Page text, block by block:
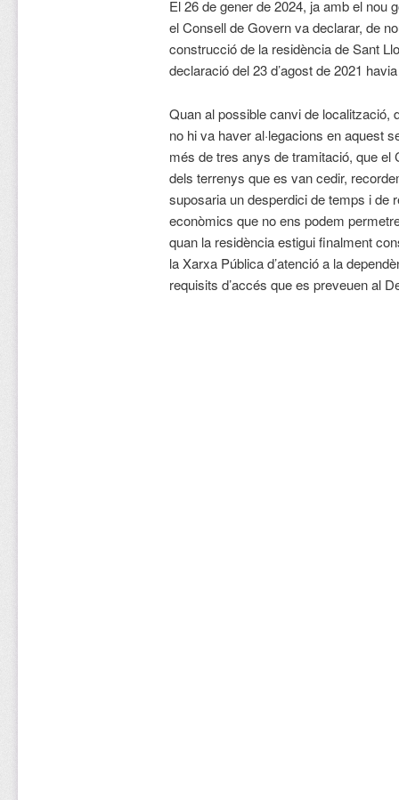
El 26 de gener de 2024, ja amb el nou
el Consell de Govern va declarar, de
construcció de la residència de Sant
declaració del 23 d’agost de 2021
Quan al possible canvi de localització,
no hi va haver al·legacions en aquest
més de tres anys de tramitació, que el
dels terrenys que es van cedir,
suposaria un desperdici de temps i de
econòmics que no ens podem
quan la residència estigui finalment
la Xarxa Pública d’atenció a la
requisits d’accés que es preveuen al